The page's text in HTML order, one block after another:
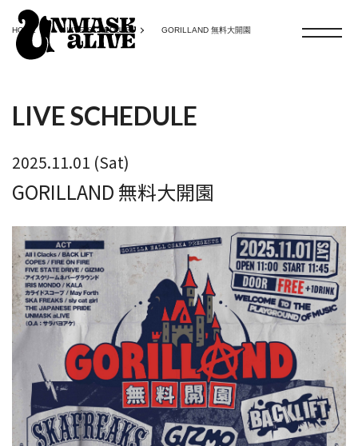
HOME LIVE SCHEDULE GORILLAND 無料大開園
LIVE SCHEDULE
2025.11.01 (Sat)
GORILLAND 無料大開園